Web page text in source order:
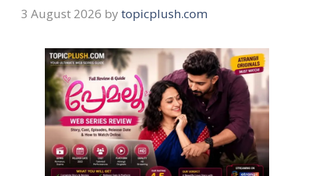
3 August 2026 by topicplush.com